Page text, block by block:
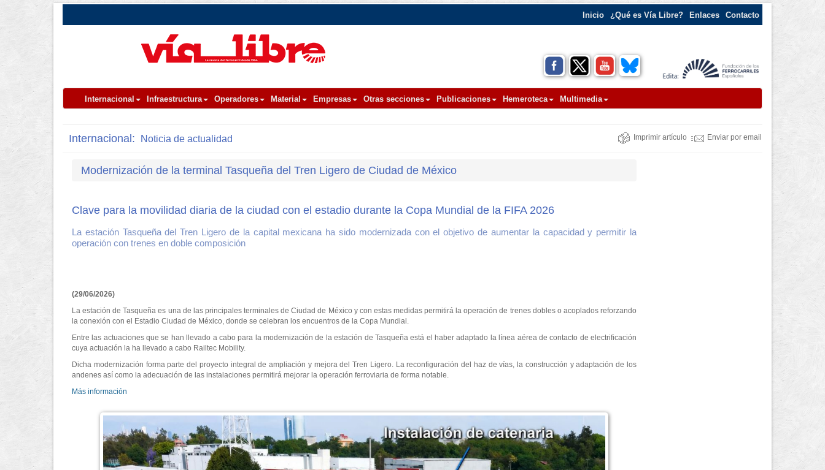
Inicio ¿Qué es Vía Libre? Enlaces Contacto
Internacional Infraestructura Operadores Material Empresas Otras secciones Publicaciones Hemeroteca Multimedia
Internacional: Noticia de actualidad Imprimir artículo Enviar por email
Modernización de la terminal Tasqueña del Tren Ligero de Ciudad de México
Clave para la movilidad diaria de la ciudad con el estadio durante la Copa Mundial de la FIFA 2026
La estación Tasqueña del Tren Ligero de la capital mexicana ha sido modernizada con el objetivo de aumentar la capacidad y permitir la
operación con trenes en doble composición
(29/06/2026)
La estación de Tasqueña es una de las principales terminales de Ciudad de México y con estas medidas permitirá la operación de trenes dobles o acoplados reforzando
la conexión con el Estadio Ciudad de México, donde se celebran los encuentros de la Copa Mundial.
Entre las actuaciones que se han llevado a cabo para la modernización de la estación de Tasqueña está el haber adaptado la línea aérea de contacto de electrificación
cuya actuación la ha llevado a cabo Railtec Mobility.
Dicha modernización forma parte del proyecto integral de ampliación y mejora del Tren Ligero. La reconfiguración del haz de vías, la construcción y adaptación de los
andenes así como la adecuación de las instalaciones permitirá mejorar la operación ferroviaria de forma notable.
Más información